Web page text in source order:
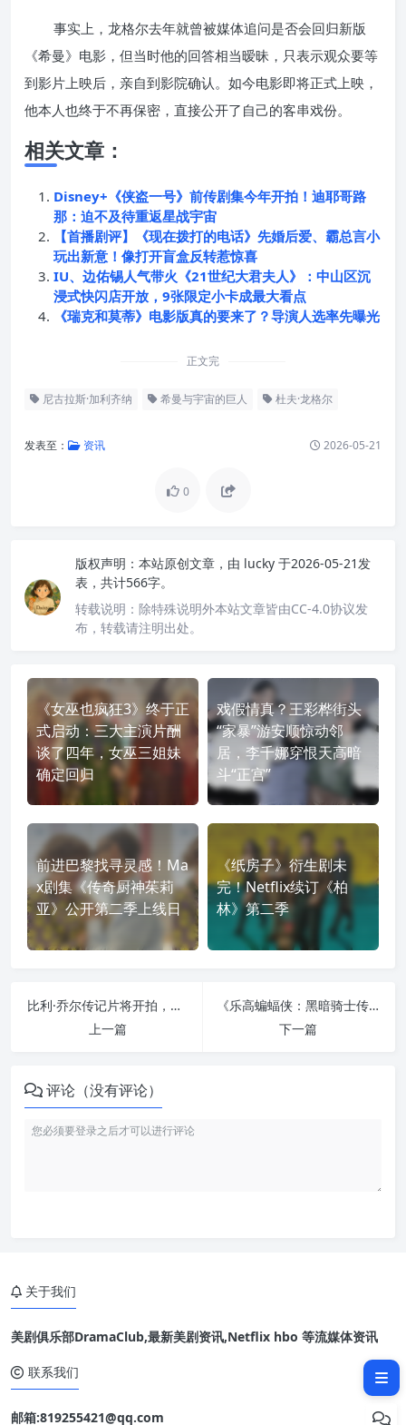
事实上，龙格尔去年就曾被媒体追问是否会回归新版
《希曼》电影，但当时他的回答相当暧昧，只表示观众要等
到影片上映后，亲自到影院确认。如今电影即将正式上映，
他本人也终于不再保密，直接公开了自己的客串戏份。
相关文章：
Disney+《侠盗一号》前传剧集今年开拍！迪耶哥路
那：迫不及待重返星战宇宙
【首播剧评】《现在拨打的电话》先婚后爱、霸总言小
玩出新意！像打开盲盒反转惹惊喜
IU、边佑锡人气带火《21世纪大君夫人》：中山区沉
浸式快闪店开放，9张限定小卡成最大看点
《瑞克和莫蒂》电影版真的要来了？导演人选率先曝光
正文完
尼古拉斯·加利齐纳 希曼与宇宙的巨人 杜夫·龙格尔
发表至： 资讯 2026-05-21
0
版权声明： 本站原创文章，由 lucky 于2026-05-21发
表，共计566字。
转载说明： 除特殊说明外本站文章皆由CC-4.0协议发
布，转载请注明出处。
《女巫也疯狂3》终于正
式启动：三大主演片酬
谈了四年，女巫三姐妹
确定回归
戏假情真？王彩桦街头
“家暴”游安顺惊动邻
居，李千娜穿恨天高暗
斗“正宫”
前进巴黎找寻灵感！Ma
x剧集《传奇厨神茱莉
亚》公开第二季上线日
《纸房子》衍生剧未
完！Netflix续订《柏
林》第二季
比利·乔尔传记片将开拍，本尊却强硬否认：我没授权，内容不属实
上一篇
《乐高蝙蝠侠：黑暗骑士传承》M站84分：或成史上最佳乐高游戏，却仍逃不开重复感
下一篇
评论（没有评论）
关于我们
美剧俱乐部DramaClub,最新美剧资讯,Netflix hbo 等流媒体资讯
联系我们
邮箱:819255421@qq.com